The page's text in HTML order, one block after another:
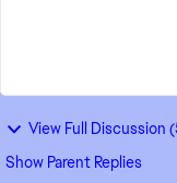
View Full Discussion
Show Parent Replies